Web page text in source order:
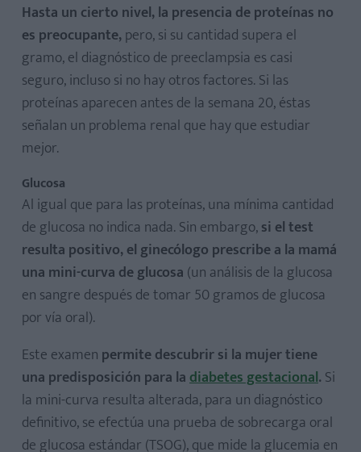
Hasta un cierto nivel, la presencia de proteínas no
es preocupante,pero, si su cantidad supera el
gramo, el diagnóstico de preeclampsia es casi
seguro, incluso si no hay otros factores. Si las
proteínas aparecen antes de la semana 20, éstas
señalan un problema renal que hay que estudiar
mejor.
Glucosa
Al igual que para las proteínas, una mínima cantidad
de glucosa no indica nada. Sin embargo,si el test
resulta positivo, el ginecólogo prescribe a la mamá
una mini-curva de glucosa (un análisis de la glucosa
en sangre después de tomar 50 gramos de glucosa
por vía oral).
Este examen permite descubrir si la mujer tiene
una predisposición para ladiabetes gestacional. Si
la mini-curva resulta alterada, para un diagnóstico
definitivo, se efectúa una prueba de sobrecarga oral
de glucosa estándar (TSOG), que mide la glucemia en